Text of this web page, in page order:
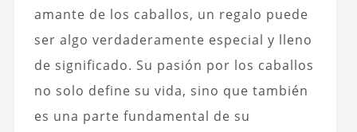
amante de los caballos, un regalo puede
ser algo verdaderamente especial y lleno
de significado. Su pasión por los caballos
no solo define su vida, sino que también
es una parte fundamental de su